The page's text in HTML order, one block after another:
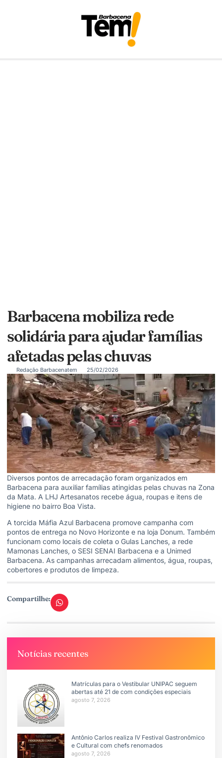
Barbacena mobiliza rede
solidária para ajudar famílias
afetadas pelas chuvas
Redação Barbacenatem 25/02/2026
Diversos pontos de arrecadação foram organizados em
Barbacena para auxiliar famílias atingidas pelas chuvas na Zona
da Mata. A LHJ Artesanatos recebe água, roupas e itens de
higiene no bairro Boa Vista.
A torcida Máfia Azul Barbacena promove campanha com
pontos de entrega no Novo Horizonte e na loja Donum. Também
funcionam como locais de coleta o Gulas Lanches, a rede
Mamonas Lanches, o SESI SENAI Barbacena e a Unimed
Barbacena. As campanhas arrecadam alimentos, água, roupas,
cobertores e produtos de limpeza.
Compartilhe:
Notícias recentes
Matrículas para o Vestibular UNIPAC seguem
abertas até 21 de com condições especiais
agosto 7, 2026
Antônio Carlos realiza IV Festival Gastronômico
e Cultural com chefs renomados
agosto 7, 2026